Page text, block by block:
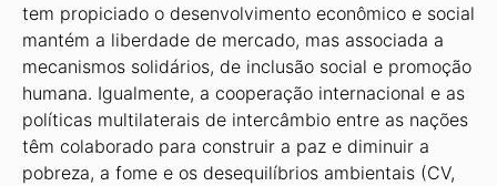
tem propiciado o desenvolvimento econômico e social
mantém a liberdade de mercado, mas associada a
mecanismos solidários, de inclusão social e promoção
humana. Igualmente, a cooperação internacional e as
políticas multilaterais de intercâmbio entre as nações
têm colaborado para construir a paz e diminuir a
pobreza, a fome e os desequilíbrios ambientais (CV,